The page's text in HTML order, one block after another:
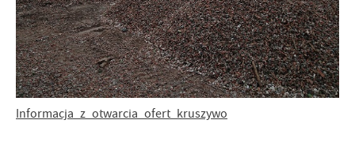
Informacja_z_otwarcia_ofert_kruszywo